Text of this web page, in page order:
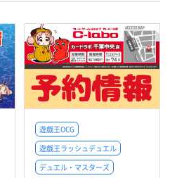
遊戯王OCG
遊戯王ラッシュデュエル
デュエル・マスターズ